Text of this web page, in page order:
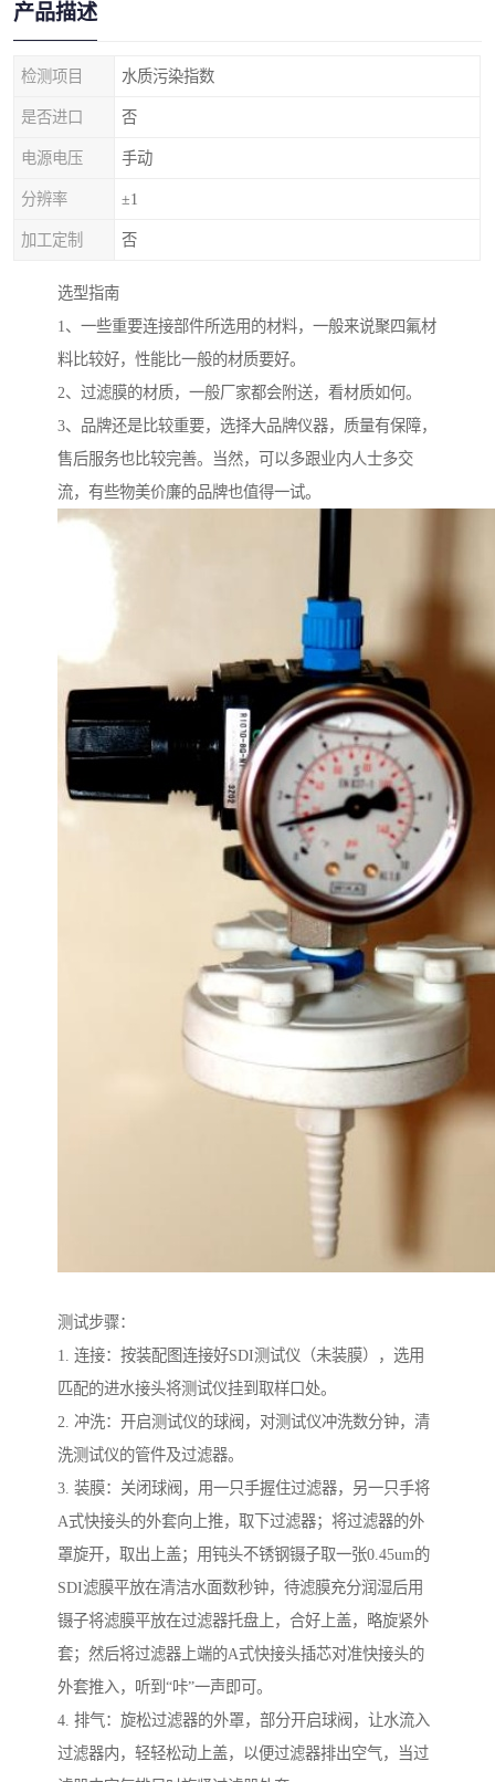
产品描述
检测项目 水质污染指数
是否进口 否
电源电压 手动
分辨率 ±1
加工定制 否
选型指南
1、一些重要连接部件所选用的材料，一般来说聚四氟材
料比较好，性能比一般的材质要好。
2、过滤膜的材质，一般厂家都会附送，看材质如何。
3、品牌还是比较重要，选择大品牌仪器，质量有保障，
售后服务也比较完善。当然，可以多跟业内人士多交
流，有些物美价廉的品牌也值得一试。
测试步骤：
1. 连接：按装配图连接好SDI测试仪（未装膜），选用
匹配的进水接头将测试仪挂到取样口处。
2. 冲洗：开启测试仪的球阀，对测试仪冲洗数分钟，清
洗测试仪的管件及过滤器。
3. 装膜：关闭球阀，用一只手握住过滤器，另一只手将
A式快接头的外套向上推，取下过滤器；将过滤器的外
罩旋开，取出上盖；用钝头不锈钢镊子取一张0.45um的
SDI滤膜平放在清洁水面数秒钟，待滤膜充分润湿后用
镊子将滤膜平放在过滤器托盘上，合好上盖，略旋紧外
套；然后将过滤器上端的A式快接头插芯对准快接头的
外套推入，听到“咔”一声即可。
4. 排气：旋松过滤器的外罩，部分开启球阀，让水流入
过滤器内，轻轻松动上盖，以便过滤器排出空气，当过